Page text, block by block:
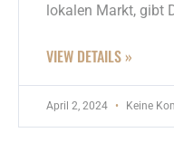
lokalen Markt, gibt
VIEW DETAILS »
April 2, 2024 Keine